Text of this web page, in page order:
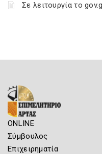
Σε λειτουργία το
ONLINE
Σύμβουλος
Επιχειρηματία